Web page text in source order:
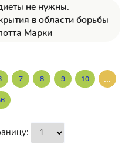
не нужны.
в области борьбы
Марки
7 8 9 10 ...